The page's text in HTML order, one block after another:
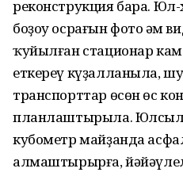
реконструкция бара. Юл-
боҙоу осрағын фото һәм
ҡуйылған стационар
еткереү күҙалланыла,
транспорттар өсөн өс
планлаштырыла.
кубометр майҙанда
алмаштырырға,